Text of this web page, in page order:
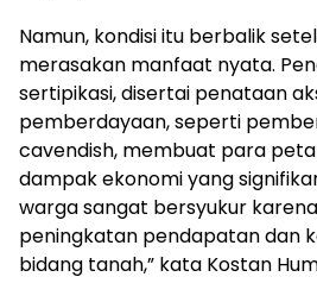
Namun, kondisi itu berbalik
merasakan manfaat nyata.
sertipikasi, disertai penataan
pemberdayaan, seperti
cavendish, membuat para
dampak ekonomi yang
warga sangat bersyukur
peningkatan pendapatan dan
bidang tanah,” kata Kostan